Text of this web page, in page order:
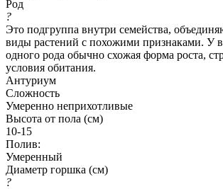
Род
?
Это подгруппа внутри семейства,
виды растений с похожими признаками. У
одного рода обычно схожая форма роста,
условия обитания.
Антуриум
Сложность
Умеренно неприхотливые
Высота от пола (см)
10-15
Полив:
Умеренный
Диаметр горшка (см)
?